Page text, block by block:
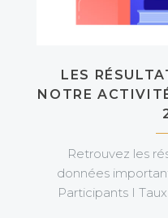
LES
NOTRE
Retrouvez les
données
Participants I